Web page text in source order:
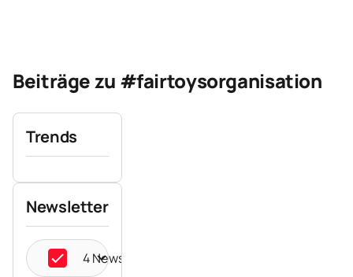
Beiträge zu #fairtoysorganisation
Trends
Newsletter
4 Newsletter ausgewählt